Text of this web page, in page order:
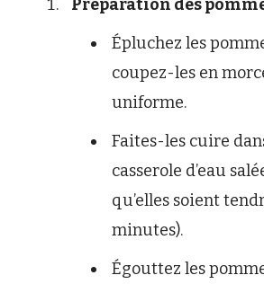
Préparation des
Épluchez les
coupez-les en
uniforme.
Faites-les cuire
casserole d’eau
qu’elles soient
minutes).
Égouttez les